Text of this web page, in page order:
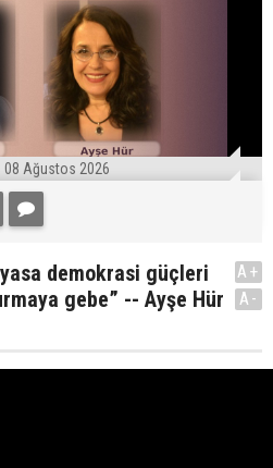
08 Ağustos 2026
demokrasi güçleri
gebe” -- Ayşe Hür
A+
A-